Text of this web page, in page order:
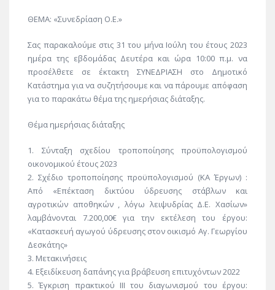
ΘΕΜΑ: «Συνεδρίαση Ο.Ε.»
Σας παρακαλούμε στις 31 του μήνα Ιούλη του έτους 2023
ημέρα της εβδομάδας Δευτέρα και ώρα 10:00 π.μ. να
προσέλθετε σε έκτακτη ΣΥΝΕΔΡΙΑΣΗ στο Δημοτικό
Κατάστημα για να συζητήσουμε και να πάρουμε απόφαση
για το παρακάτω θέμα της ημερήσιας διάταξης.
Θέμα ημερήσιας διάταξης
1. Σύνταξη σχεδίου τροποποίησης προϋπολογισμού
οικονομικού έτους 2023
2. Σχέδιο τροποποίησης προϋπολογισμού (ΚΑ Έργων) :
Από «Επέκταση δικτύου ύδρευσης στάβλων και
αγροτικών αποθηκών , λόγω λειψυδρίας Δ.Ε. Χασίων»
λαμβάνονται 7.200,00€ για την εκτέλεση του έργου:
«Κατασκευή αγωγού ύδρευσης στον οικισμό Αγ. Γεωργίου
Δεσκάτης»
3. Μετακινήσεις
4. Εξειδίκευση δαπάνης για βράβευση επιτυχόντων 2022
5. Έγκριση πρακτικού ΙΙΙ του διαγωνισμού του έργου: